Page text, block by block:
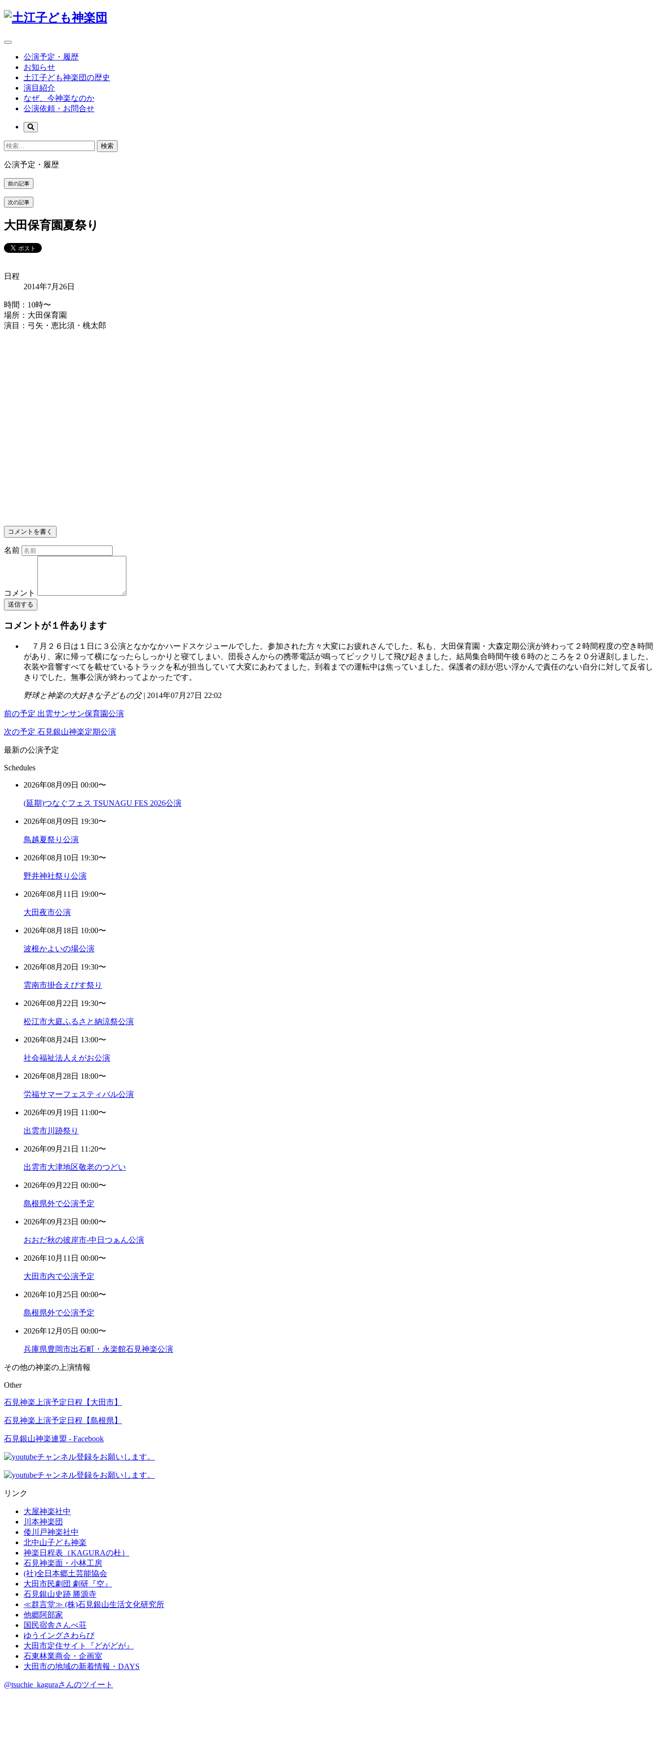
公演予定・履歴
お知らせ
土江子ども神楽団の歴史
演目紹介
なぜ、今神楽なのか
公演依頼・お問合せ
検索
公演予定・履歴
前の記事
次の記事
大田保育園夏祭り
日程
2014年7月26日
時間：10時〜
場所：大田保育園
演目：弓矢・恵比須・桃太郎
コメントを書く
名前
コメント
送信する
コメントが１件あります
７月２６日は１日に３公演となかなかハードスケジュールでした。参加された方々大変にお疲れさんでした。私も、大田保育園・大森定期公演が終わって２時間程度の空き時間
があり、家に帰って横になったらしっかりと寝てしまい、団長さんからの携帯電話が鳴ってビックリして飛び起きました。結局集合時間午後６時のところを２０分遅刻しました。
衣装や音響すべてを載せているトラックを私が担当していて大変にあわてました。到着までの運転中は焦っていました。保護者の顔が思い浮かんで責任のない自分に対して反省し
きりでした。無事公演が終わってよかったです。
野球と神楽の大好きな子どもの父| 2014年07月27日 22:02
前の予定 出雲サンサン保育園公演
次の予定 石見銀山神楽定期公演
最新の公演予定
Schedules
2026年08月09日 00:00〜
(延期)つなぐフェス TSUNAGU FES 2026公演
2026年08月09日 19:30〜
鳥越夏祭り公演
2026年08月10日 19:30〜
野井神社祭り公演
2026年08月11日 19:00〜
大田夜市公演
2026年08月18日 10:00〜
波根かよいの場公演
2026年08月20日 19:30〜
雲南市掛合えびす祭り
2026年08月22日 19:30〜
松江市大庭ふるさと納涼祭公演
2026年08月24日 13:00〜
社会福祉法人えがお公演
2026年08月28日 18:00〜
労福サマーフェスティバル公演
2026年09月19日 11:00〜
出雲市川跡祭り
2026年09月21日 11:20〜
出雲市大津地区敬老のつどい
2026年09月22日 00:00〜
島根県外で公演予定
2026年09月23日 00:00〜
おおだ秋の彼岸市-中日つぁん公演
2026年10月11日 00:00〜
大田市内で公演予定
2026年10月25日 00:00〜
島根県外で公演予定
2026年12月05日 00:00〜
兵庫県豊岡市出石町・永楽館石見神楽公演
その他の神楽の上演情報
Other
石見神楽上演予定日程【大田市】
石見神楽上演予定日程【島根県】
石見銀山神楽連盟 - Facebook
リンク
大屋神楽社中
川本神楽団
倭川戸神楽社中
北中山子ども神楽
神楽日程表（KAGURAの杜）
石見神楽面・小林工房
(社)全日本郷土芸能協会
大田市民劇団 劇研『空』
石見銀山史跡 勝源寺
≪群言堂≫ (株)石見銀山生活文化研究所
他郷阿部家
国民宿舎さんべ荘
ゆうイングさわらび
大田市定住サイト『どがどが』
石東林業商会・企画室
大田市の地域の新着情報・DAYS
@tsuchie_kaguraさんのツイート